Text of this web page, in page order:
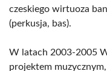
czeskiego wirtuoza
(perkusja, bas).
W latach 2003-2005
projektem